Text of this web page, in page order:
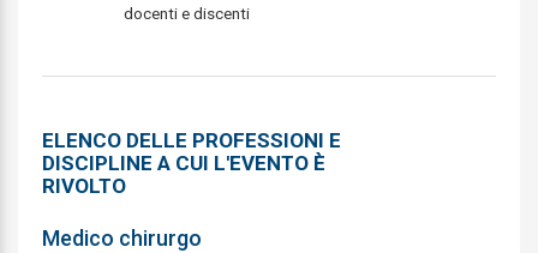
docenti e discenti
ELENCO DELLE PROFESSIONI E
DISCIPLINE A CUI L'EVENTO È
RIVOLTO
Medico chirurgo